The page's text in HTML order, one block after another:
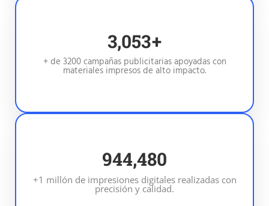
3,200+
+ de 3200 campañas publicitarias apoyadas con
materiales impresos de alto impacto.
1,000,000
+1 millón de impresiones digitales realizadas con
precisión y calidad.